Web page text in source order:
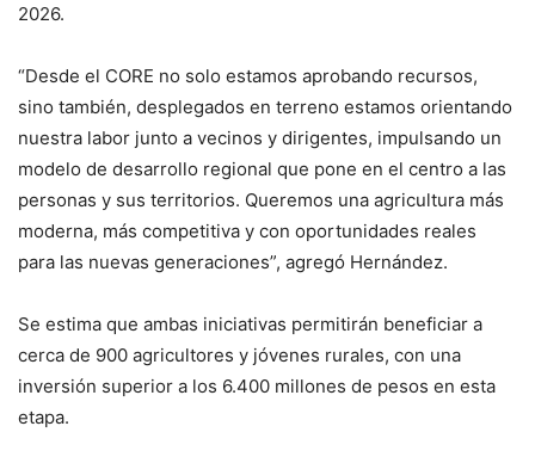
2026.
“Desde el CORE no solo estamos aprobando recursos,
sino también, desplegados en terreno estamos orientando
nuestra labor junto a vecinos y dirigentes, impulsando un
modelo de desarrollo regional que pone en el centro a las
personas y sus territorios. Queremos una agricultura más
moderna, más competitiva y con oportunidades reales
para las nuevas generaciones”, agregó Hernández.
Se estima que ambas iniciativas permitirán beneficiar a
cerca de 900 agricultores y jóvenes rurales, con una
inversión superior a los 6.400 millones de pesos en esta
etapa.